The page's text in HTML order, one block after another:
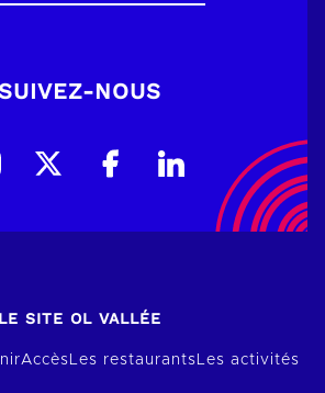
NOUS
LE SITE OL VALLÉE
AccèsLes restaurantsLes activités